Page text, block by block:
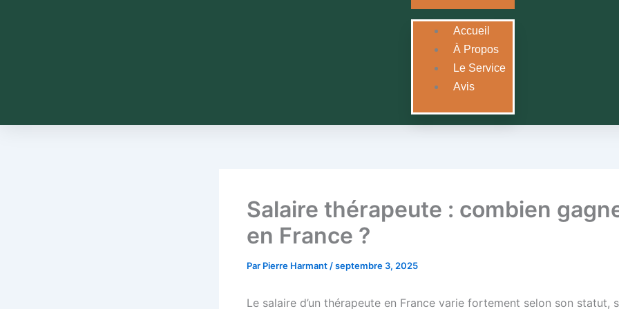
Accueil
À Propos
Le Service
Avis
Salaire thérapeute : combien
en France ?
Par Pierre Harmant /septembre 3, 2025
Le salaire d’un thérapeute en France varie fortement selon son statut,